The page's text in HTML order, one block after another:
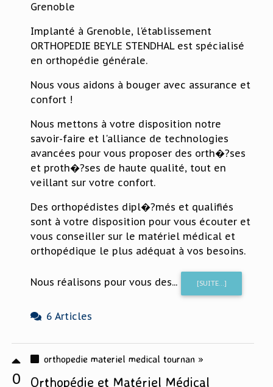
Grenoble
Implanté à Grenoble, l'établissement
ORTHOPEDIE BEYLE STENDHAL est spécialisé
en orthopédie générale.
Nous vous aidons à bouger avec assurance et
confort !
Nous mettons à votre disposition notre
savoir-faire et l'alliance de technologies
avancées pour vous proposer des orth�?ses
et proth�?ses de haute qualité, tout en
veillant sur votre confort.
Des orthopédistes dipl�?més et qualifiés
sont à votre disposition pour vous écouter et
vous conseiller sur le matériel médical et
orthopédique le plus adéquat à vos besoins.
Nous réalisons pour vous des... [SUITE...]
6 Articles
0
orthopedie materiel medical tournan »
Orthopédie et Matériel Médical